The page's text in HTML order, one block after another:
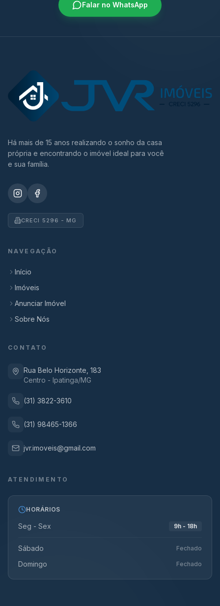
Falar no WhatsApp
Há mais de 15 anos realizando o sonho da casa
própria e encontrando o imóvel ideal para você
e sua família.
CRECI 5296 - MG
NAVEGAÇÃO
Início
Imóveis
Anunciar Imóvel
Sobre Nós
CONTATO
Rua Belo Horizonte, 183
Centro - Ipatinga/MG
(31) 3822-3610
(31) 98465-1366
jvr.imoveis@gmail.com
ATENDIMENTO
HORÁRIOS
Seg - Sex 9h - 18h
Sábado Fechado
Domingo Fechado